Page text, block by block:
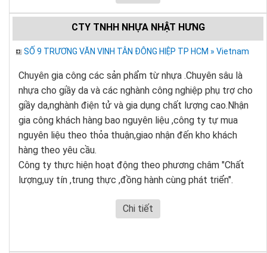
CTY TNHH NHỰA NHẬT HƯNG
SỐ 9 TRƯƠNG VĂN VINH TÂN ĐÔNG HIỆP TP HCM » Vietnam
Chuyên gia công các sản phẩm từ nhựa .Chuyên sâu là
nhựa cho giầy da và các nghành công nghiệp phụ trợ cho
giầy da,nghành điện tử và gia dụng chất lượng cao.Nhận
gia công khách hàng bao nguyên liệu ,công ty tự mua
nguyên liệu theo thỏa thuận,giao nhận đến kho khách
hàng theo yêu cầu.
Công ty thực hiện hoạt động theo phương châm "Chất
lượng,uy tín ,trung thực ,đồng hành cùng phát triển".
Chi tiết